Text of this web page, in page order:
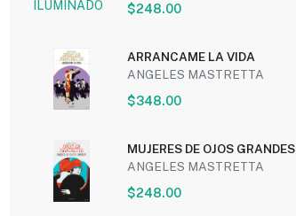
$248.00
ARRANCAME LA VIDA
ANGELES MASTRETTA
$348.00
MUJERES DE OJOS GRANDES
ANGELES MASTRETTA
$248.00